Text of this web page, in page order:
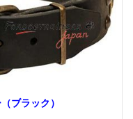
ブラック）